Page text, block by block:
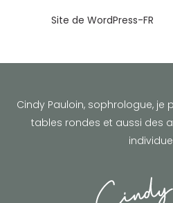
Site de WordPress-FR
Cindy Pauloin, sophrologue, je
tables rondes et aussi des